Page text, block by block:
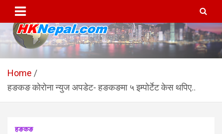
content
HKNepal.com – हङकङबाट
सञ्चालित पहिलो नेपाली अनलाईन
पत्रिका
hknepal, hknepal.com, hk nepal, hk nepal com
Home
हङकङ कोरोना न्युज अपडेट- हङकङमा ५ इम्पोर्टेट केस थपिए..
हङकङ